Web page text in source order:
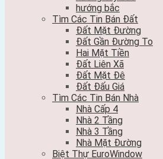
hướng bắc
Tìm Các Tin Bán Đất
Đất Mặt Đường
Đất Gần Đường To
Hai Mặt Tiền
Đất Liên Xã
Đất Mặt Đê
Đất Đấu Giá
Tìm Các Tin Bán Nhà
Nhà Cấp 4
Nhà 2 Tầng
Nhà 3 Tầng
Nhà Mặt Đường
Biệt Thự EuroWindow